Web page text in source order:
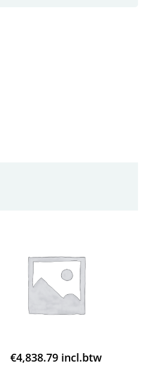
€4,838.79 incl.btw